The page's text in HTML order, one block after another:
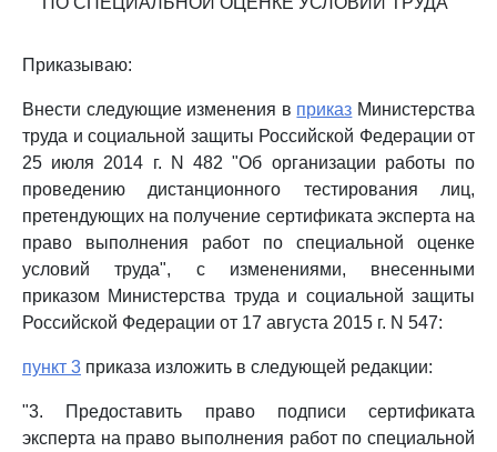
Приказываю:
Внести следующие изменения в приказ Министерства
труда и социальной защиты Российской Федерации от
25 июля 2014 г. N 482 "Об организации работы по
проведению дистанционного тестирования лиц,
претендующих на получение сертификата эксперта на
право выполнения работ по специальной оценке
условий труда", с изменениями, внесенными
приказом Министерства труда и социальной защиты
Российской Федерации от 17 августа 2015 г. N 547:
пункт 3 приказа изложить в следующей редакции:
"3. Предоставить право подписи сертификата
эксперта на право выполнения работ по специальной